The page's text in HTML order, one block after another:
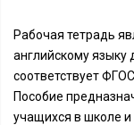
Рабочая тетрадь
английскому языку
соответствует
Пособие
учащихся в школе